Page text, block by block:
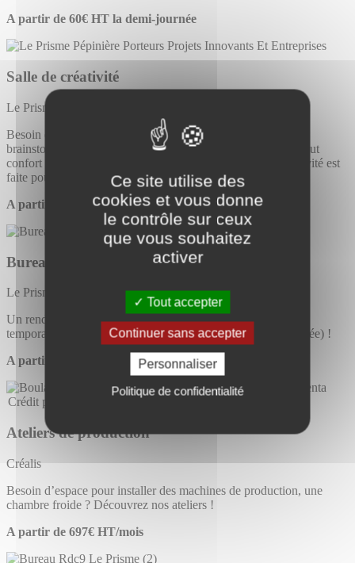
Ce site utilise des
cookies et vous donne
le contrôle sur ceux
que vous souhaitez
activer
Tout accepter
Continuer sans accepter
Personnaliser
Politique de confidentialité
A partir de 60€ HT la demi-journée
Salle de créativité
Le Prisme
Besoin de sortir de votre entreprise pour une séance de
brainstorming ? A la recherche d’une salle toute équipée et tout
confort pour votre Comité stratégique ? Cette salle de créativité est
faite pour vous !
A partir de 83€ HT la demi-journée
Bureaux temporaires
Le Prisme & Créalis
Un rendez-vous clientèle ? Pas de problème, nos bureaux
temporaires sont disponibles à la carte (journée et demi-journée) !
A partir de 38€HT la demi-journée
Crédit photos @GMVA
Ateliers de production
Créalis
Besoin d’espace pour installer des machines de production, une
chambre froide ? Découvrez nos ateliers !
A partir de 697€ HT/mois